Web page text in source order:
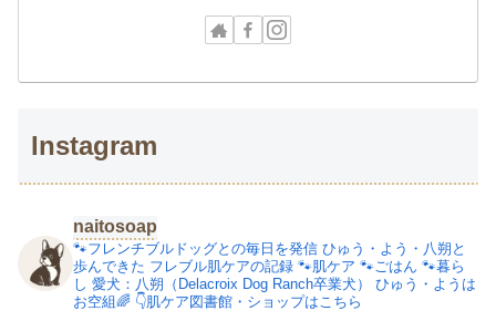
Instagram
naitosoap
🐾フレンチブルドッグとの毎日を発信 ひゅう・よう・八朔と
歩んできた フレブル肌ケアの記録 🐾肌ケア 🐾ごはん 🐾暮ら
し 愛犬：八朔（Delacroix Dog Ranch卒業犬）
ひゅう・ようは
お空組🌈 👇肌ケア図書館・ショップはこちら